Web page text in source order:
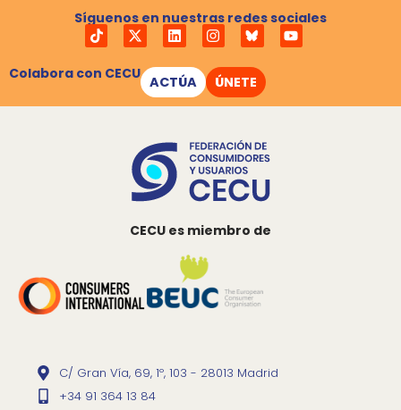
Síguenos en nuestras redes sociales
Colabora con CECU ACTÚA ÚNETE
CECU es miembro de
C/ Gran Vía, 69, 1º, 103 - 28013 Madrid
+34 91 364 13 84